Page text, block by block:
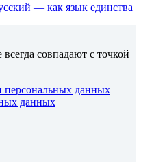
— как язык единства
совпадают с точкой
персональных данных
данных